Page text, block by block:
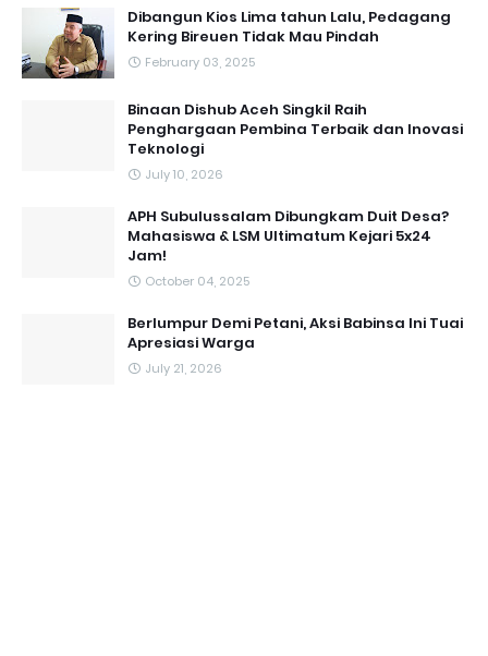
Dibangun Kios Lima tahun Lalu, Pedagang
Kering Bireuen Tidak Mau Pindah
February 03, 2025
Binaan Dishub Aceh Singkil Raih
Penghargaan Pembina Terbaik dan Inovasi
Teknologi
July 10, 2026
APH Subulussalam Dibungkam Duit Desa?
Mahasiswa & LSM Ultimatum Kejari 5x24
Jam!
October 04, 2025
Berlumpur Demi Petani, Aksi Babinsa Ini Tuai
Apresiasi Warga
July 21, 2026